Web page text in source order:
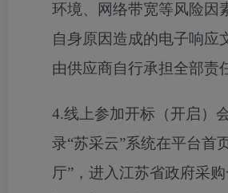
环境、网络带宽等风险因
自身原因造成的电子响应
由供应商自行承担全部责
4.线上参加开标（开启）
录“苏采云”系统在平台首
厅”，进入江苏省政府采